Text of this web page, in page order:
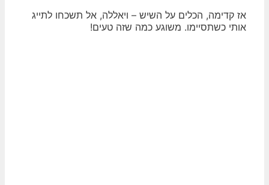
אז קדימה, הכלים על השיש – ויאללה, אל תשכחו לתייג
אותי כשתסיימו. משוגע כמה שזה טעים!